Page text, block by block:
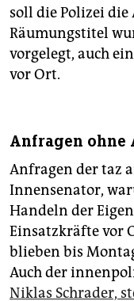
soll die Polizei
Räumungstitel
vorgelegt, auch
vor Ort.
Anfragen ohne
Anfragen der taz
Innensenator,
Handeln der
Einsatzkräfte vor
blieben bis
Auch der
Niklas Schrader,